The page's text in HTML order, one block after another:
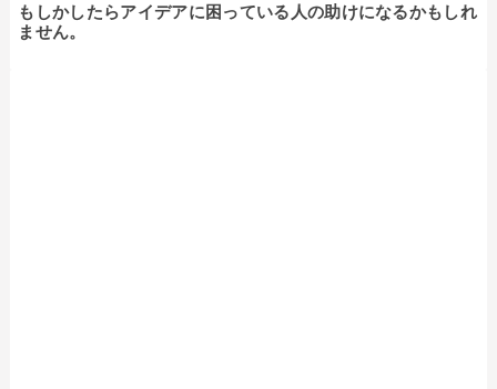
もしかしたらアイデアに困っている人の助けになるかもしれ
ません。